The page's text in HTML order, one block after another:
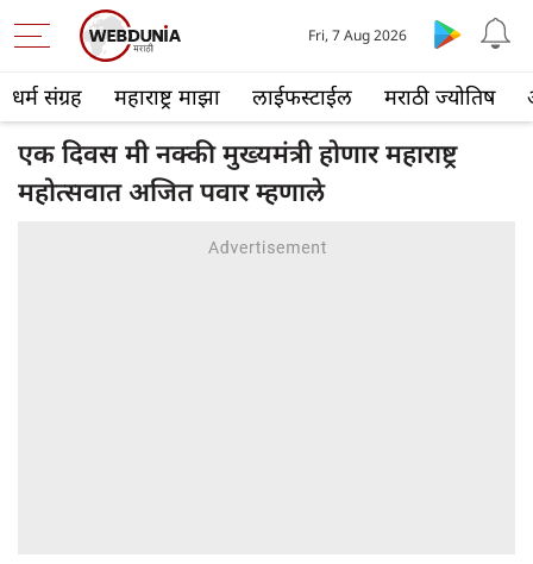
धर्म संग्रह महाराष्ट्र माझा लाईफस्टाईल मराठी ज्योतिष
Fri, 7 Aug 2026
एक दिवस मी नक्की मुख्यमंत्री होणार महाराष्ट्र
महोत्सवात अजित पवार म्हणाले